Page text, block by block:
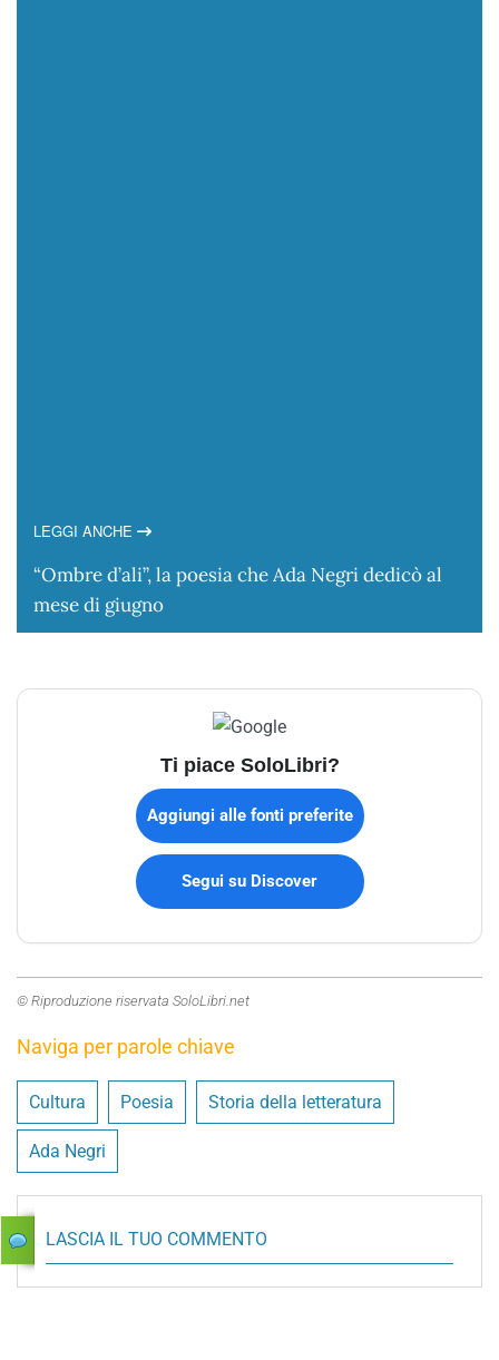
LEGGI ANCHE
“Ombre d’ali”, la poesia che Ada Negri dedicò al
mese di giugno
Ti piace SoloLibri?
Aggiungi alle fonti preferite
Segui su Discover
© Riproduzione riservata SoloLibri.net
Naviga per parole chiave
Cultura Poesia Storia della letteratura
Ada Negri
LASCIA IL TUO COMMENTO